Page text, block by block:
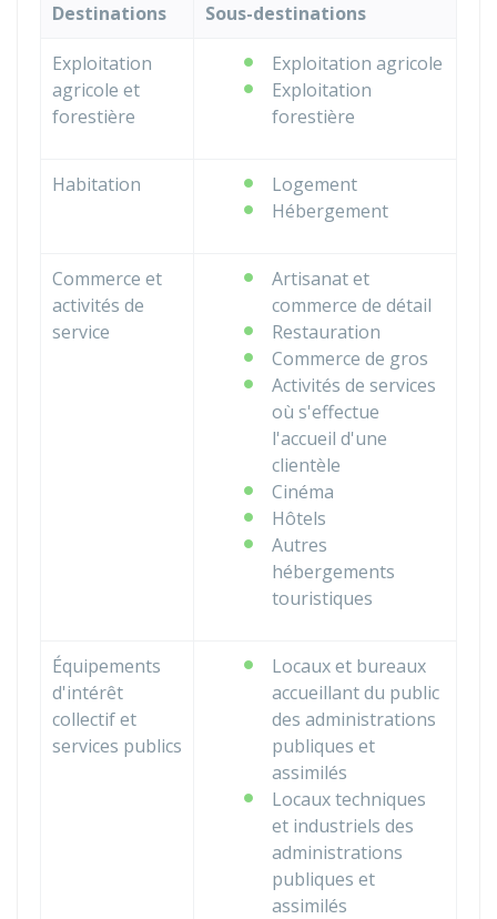
Destinations Sous-destinations
Exploitation
agricole et
forestière
Exploitation agricole
Exploitation
forestière
Habitation
Logement
Hébergement
Commerce et
activités de
service
Artisanat et
commerce de détail
Restauration
Commerce de gros
Activités de services
où s'effectue
l'accueil d'une
clientèle
Cinéma
Hôtels
Autres
hébergements
touristiques
Équipements
d'intérêt
collectif et
services publics
Locaux et bureaux
accueillant du public
des administrations
publiques et
assimilés
Locaux techniques
et industriels des
administrations
publiques et
assimilés